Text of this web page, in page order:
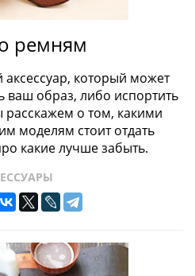
ремням
который может
ваш образ, либо испортить
расскажем о том, какими
моделям стоит отдать
какие лучше забыть.